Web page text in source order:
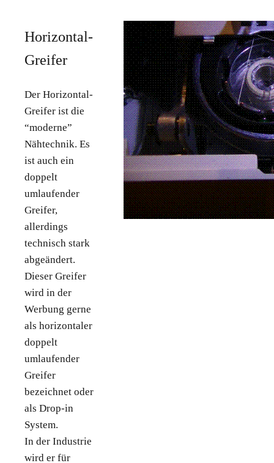
Horizontal-
Greifer
Der Horizontal-
Greifer ist die
“moderne”
Nähtechnik. Es
ist auch ein
doppelt
umlaufender
Greifer,
allerdings
technisch stark
abgeändert.
Dieser Greifer
wird in der
Werbung gerne
als horizontaler
doppelt
umlaufender
Greifer
bezeichnet oder
als Drop-in
System.
In der Industrie
wird er für